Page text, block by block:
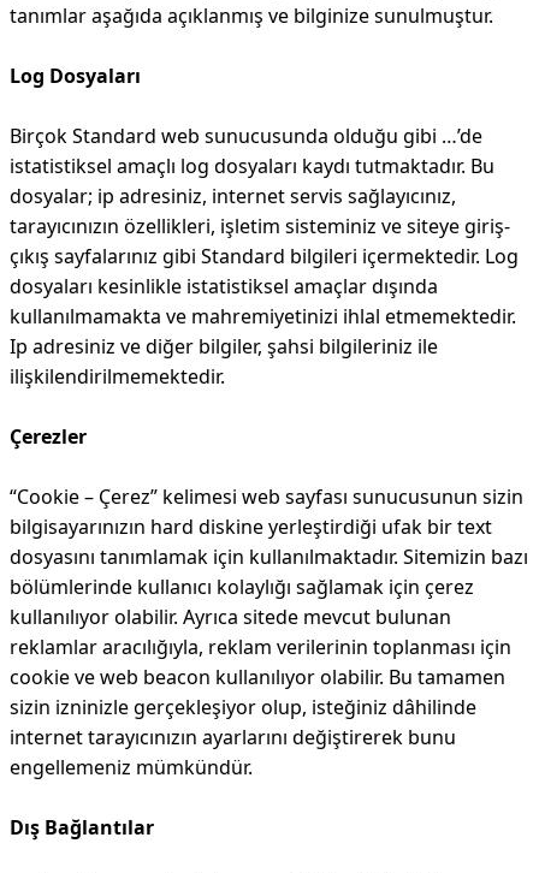
tanımlar aşağıda açıklanmış ve bilginize sunulmuştur.
Log Dosyaları
Birçok Standard web sunucusunda olduğu gibi …’de
istatistiksel amaçlı log dosyaları kaydı tutmaktadır. Bu
dosyalar; ip adresiniz, internet servis sağlayıcınız,
tarayıcınızın özellikleri, işletim sisteminiz ve siteye giriş-
çıkış sayfalarınız gibi Standard bilgileri içermektedir. Log
dosyaları kesinlikle istatistiksel amaçlar dışında
kullanılmamakta ve mahremiyetinizi ihlal etmemektedir.
Ip adresiniz ve diğer bilgiler, şahsi bilgileriniz ile
ilişkilendirilmemektedir.
Çerezler
“Cookie – Çerez” kelimesi web sayfası sunucusunun sizin
bilgisayarınızın hard diskine yerleştirdiği ufak bir text
dosyasını tanımlamak için kullanılmaktadır. Sitemizin bazı
bölümlerinde kullanıcı kolaylığı sağlamak için çerez
kullanılıyor olabilir. Ayrıca sitede mevcut bulunan
reklamlar aracılığıyla, reklam verilerinin toplanması için
cookie ve web beacon kullanılıyor olabilir. Bu tamamen
sizin izninizle gerçekleşiyor olup, isteğiniz dâhilinde
internet tarayıcınızın ayarlarını değiştirerek bunu
engellemeniz mümkündür.
Dış Bağlantılar